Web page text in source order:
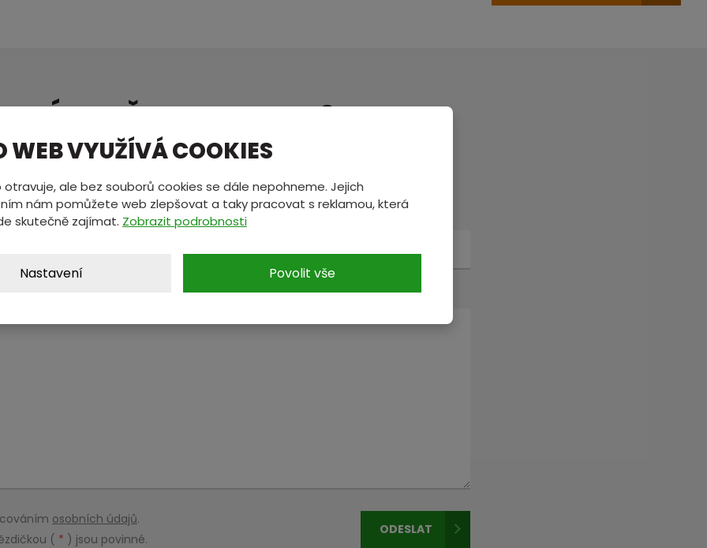
MÁTE NĚCO NA SRDCI?
nám zprávu a my se vám ozveme.
* E-mail *
osobních údajů.
( * ) jsou povinné.
ODESLAT
WEB VYUŽÍVÁ COOKIES
otravuje, ale bez souborů cookies se dále nepohneme. Jejich
nám pomůžete web zlepšovat a taky pracovat s reklamou, která
skutečně zajímat. Zobrazit podrobnosti
Nastavení Povolit vše